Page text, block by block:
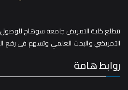
تتطلع كلية التمريض جامعة سوهاج للوصول
التمريضي والبحث العلمي وتسهم في
روابط هامة